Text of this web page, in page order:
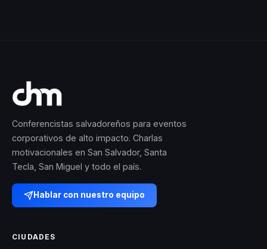
Conferencistas salvadoreños para eventos
corporativos de alto impacto. Charlas
motivacionales en San Salvador, Santa
Tecla, San Miguel y todo el país.
Hablar con nuestro equipo
CIUDADES